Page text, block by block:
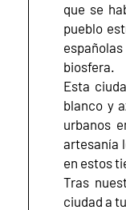
que se
pueblo
biosfera.
Esta
blanco y
urbanos
artesanía
en estos
Tras
ciudad a